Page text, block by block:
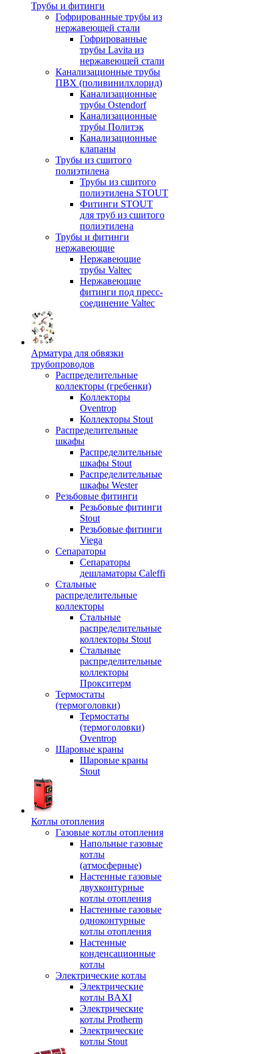
Трубы и фитинги
Гофрированные трубы из
нержавеющей стали
Гофрированные
трубы Lavita из
нержавеющей стали
Канализационные трубы
ПВХ (поливинилхлорид)
Канализационные
трубы Ostendorf
Канализационные
трубы Политэк
Канализационные
клапаны
Трубы из сшитого
полиэтилена
Трубы из сшитого
полиэтилена STOUT
Фитинги STOUT
для труб из сшитого
полиэтилена
Трубы и фитинги
нержавеющие
Нержавеющие
трубы Valtec
Нержавеющие
фитинги под пресс-
соединение Valtec
Арматура для обвязки
трубопроводов
Распределительные
коллекторы (гребенки)
Коллекторы
Oventrop
Коллекторы Stout
Распределительные
шкафы
Распределительные
шкафы Stout
Распределительные
шкафы Wester
Резьбовые фитинги
Резьбовые фитинги
Stout
Резьбовые фитинги
Viega
Сепараторы
Сепараторы
дешламаторы Caleffi
Стальные
распределительные
коллекторы
Стальные
распределительные
коллекторы Stout
Стальные
распределительные
коллекторы
Прокситерм
Термостаты
(термоголовки)
Термостаты
(термоголовки)
Oventrop
Шаровые краны
Шаровые краны
Stout
Котлы отопления
Газовые котлы отопления
Напольные газовые
котлы
(атмосферные)
Настенные газовые
двухконтурные
котлы отопления
Настенные газовые
одноконтурные
котлы отопления
Настенные
конденсационные
котлы
Электрические котлы
Электрические
котлы BAXI
Электрические
котлы Protherm
Электрические
котлы Stout